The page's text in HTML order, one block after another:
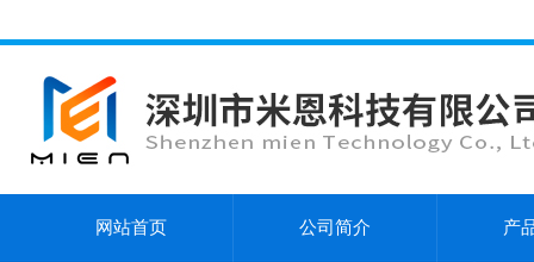
网站首页 公司简介 产